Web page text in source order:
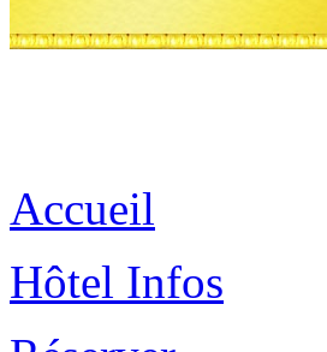
Accueil
Hôtel Infos